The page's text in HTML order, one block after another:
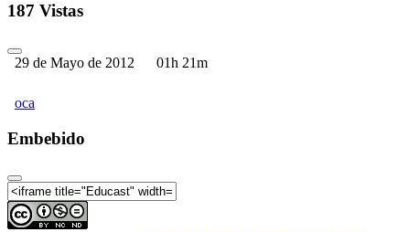
187 Vistas
29 de Mayo de 2012 01h 21m
oca
Embebido